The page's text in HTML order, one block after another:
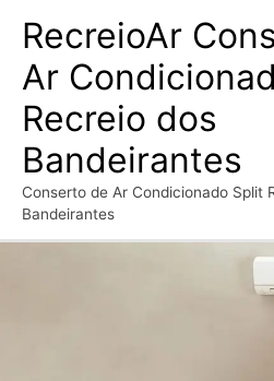
para
conteúdo
RecreioAr
Ar
Recreio dos
Bandeirantes
Conserto de Ar Condicionado Split
Bandeirantes